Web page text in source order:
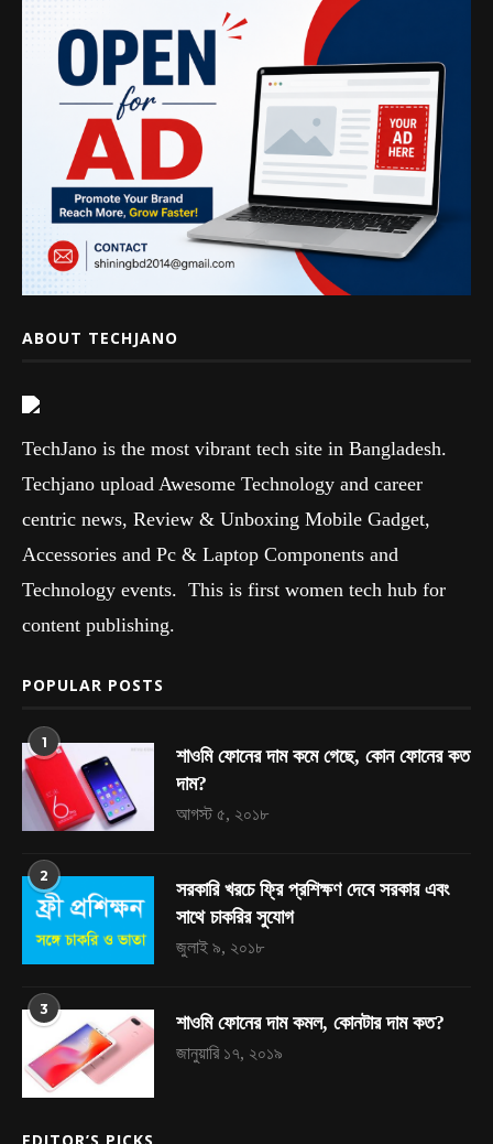
ABOUT TECHJANO
TechJano is the most vibrant tech site in Bangladesh.
Techjano upload Awesome Technology and career
centric news, Review & Unboxing Mobile Gadget,
Accessories and Pc & Laptop Components and
Technology events. This is first women tech hub for
content publishing.
POPULAR POSTS
1
শাওমি ফোনের দাম কমে গেছে, কোন ফোনের কত
দাম?
আগস্ট ৫, ২০১৮
2
সরকারি খরচে ফ্রি প্রশিক্ষণ দেবে সরকার এবং
সাথে চাকরির সুযোগ
জুলাই ৯, ২০১৮
3
শাওমি ফোনের দাম কমল, কোনটার দাম কত?
জানুয়ারি ১৭, ২০১৯
EDITOR’S PICKS